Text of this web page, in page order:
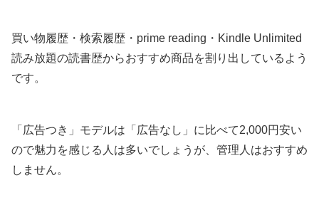
買い物履歴・検索履歴・prime reading・Kindle Unlimited
読み放題の読書歴からおすすめ商品を割り出しているよう
です。
「広告つき」モデルは「広告なし」に比べて2,000円安い
ので魅力を感じる人は多いでしょうが、管理人はおすすめ
しません。